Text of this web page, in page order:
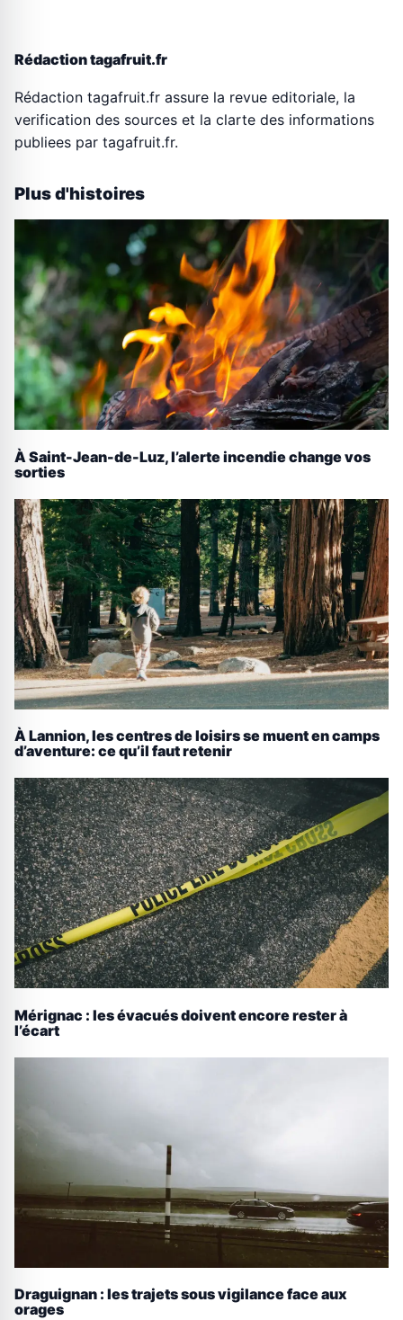
Rédaction tagafruit.fr
Rédaction tagafruit.fr assure la revue editoriale, la
verification des sources et la clarte des informations
publiees par tagafruit.fr.
Plus d'histoires
À Saint-Jean-de-Luz, l’alerte incendie change vos
sorties
À Lannion, les centres de loisirs se muent en camps
d’aventure: ce qu’il faut retenir
Mérignac : les évacués doivent encore rester à
l’écart
Draguignan : les trajets sous vigilance face aux
orages